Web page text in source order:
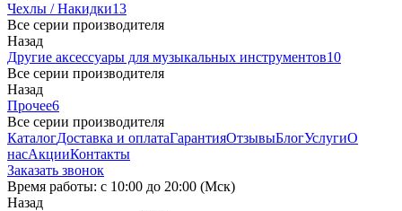
Чехлы / Накидки13
Все серии производителя
Назад
Другие аксессуары для музыкальных инструментов10
Все серии производителя
Назад
Прочее6
Все серии производителя
КаталогДоставка и оплатаГарантияОтзывыБлогУслугиО
насАкцииКонтакты
Заказать звонок
Время работы: с 10:00 до 20:00 (Мск)
Назад